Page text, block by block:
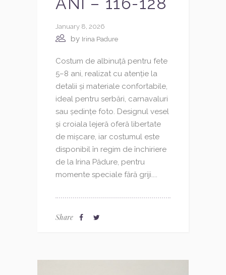
January 8, 2026
by Irina Padure
Costum de albinuță pentru fete
5–8 ani, realizat cu atenție la
detalii și materiale confortabile,
ideal pentru serbări, carnavaluri
sau ședințe foto. Designul vesel
și croiala lejeră oferă libertate
de mișcare, iar costumul este
disponibil în regim de închiriere
de la Irina Pădure, pentru
momente speciale fără griji....
Share